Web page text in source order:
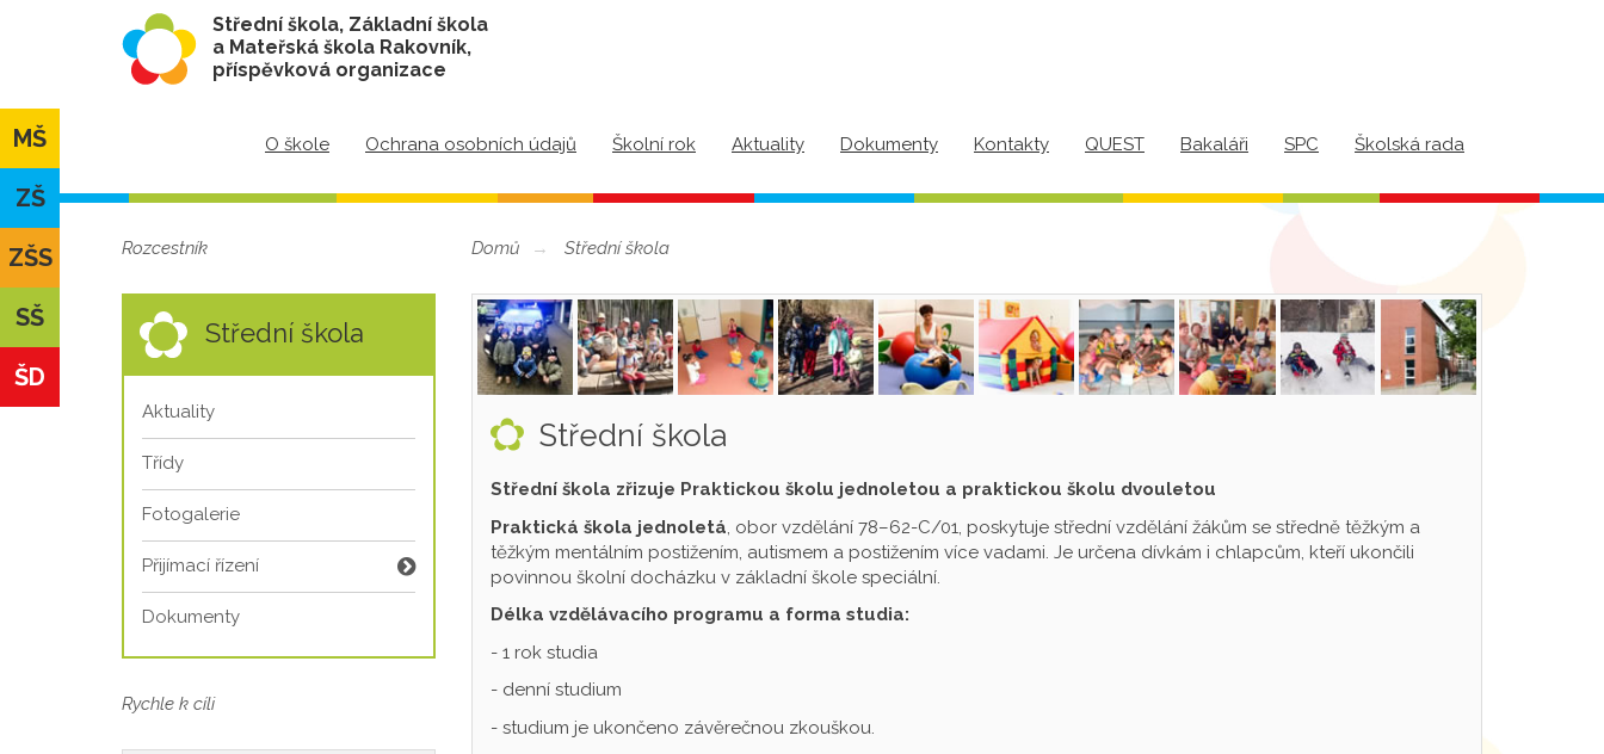
Střední škola, Základní škola
a Mateřská škola Rakovník,
příspěvková organizace
O škole Ochrana osobních údajů Školní rok Aktuality Dokumenty Kontakty QUEST Bakaláři SPC Školská rada
MŠ
ZŠ
ZŠS
SŠ
ŠD
Rozcestník
Střední škola
Aktuality
Třídy
Fotogalerie
Přijímací řízení
Dokumenty
Rychle k cíli
Domů Střední škola
Střední škola
Střední škola zřizuje Praktickou školu jednoletou a praktickou školu dvouletou
Praktická škola jednoletá, obor vzdělání 78–62-C/01, poskytuje střední vzdělání žákům se středně těžkým a
těžkým mentálním postižením, autismem a postižením více vadami. Je určena dívkám i chlapcům, kteří ukončili
povinnou školní docházku v základní škole speciální.
Délka vzdělávacího programu a forma studia:
- 1 rok studia
- denní studium
- studium je ukončeno závěrečnou zkouškou.